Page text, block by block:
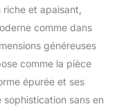
et apaisant,
comme dans
généreuses
comme la pièce
épurée et ses
sans en